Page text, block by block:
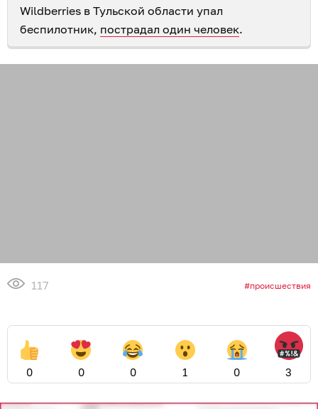
Wildberries в Тульской области упал
беспилотник, пострадал один человек.
117 происшествия
0 0 0 1 0 3